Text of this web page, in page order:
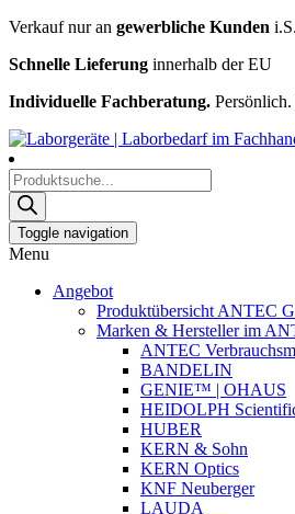
Verkauf nur an gewerbliche Kunden
Schnelle Lieferung innerhalb der EU
Individuelle Fachberatung. Persönlich.
Products
search
Toggle navigation
Menu
Angebot
Produktübersicht ANTEC
Marken & Hersteller im
ANTEC
BANDELIN
GENIE™ | OHAUS
HEIDOLPH
HUBER
KERN & Sohn
KERN Optics
KNF Neuberger
LAUDA